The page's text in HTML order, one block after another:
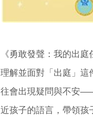
《勇敢發聲：我的出
理解並面對「出庭」這
往會出現疑問與不安
近孩子的語言，帶領孩